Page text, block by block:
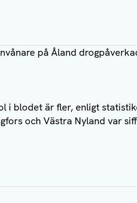
på Åland
i blodet är fler, enligt
och Västra Nyland var